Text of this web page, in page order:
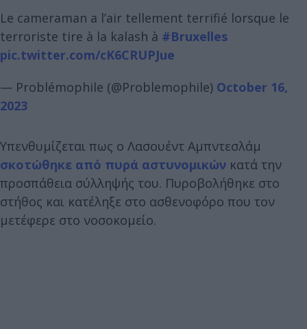
Le cameraman a l’air tellement terrifié lorsque le
terroriste tire à la kalash à #Bruxelles
pic.twitter.com/cK6CRUPJue
— Problémophile (@Problemophile) October 16,
2023
Υπενθυμίζεται πως ο Λασουέντ Αμπντεσλάμ
σκοτώθηκε από πυρά αστυνομικών κατά την
προσπάθεια σύλληψής του. Πυροβολήθηκε στο
στήθος και κατέληξε στο ασθενοφόρο που τον
μετέφερε στο νοσοκομείο.